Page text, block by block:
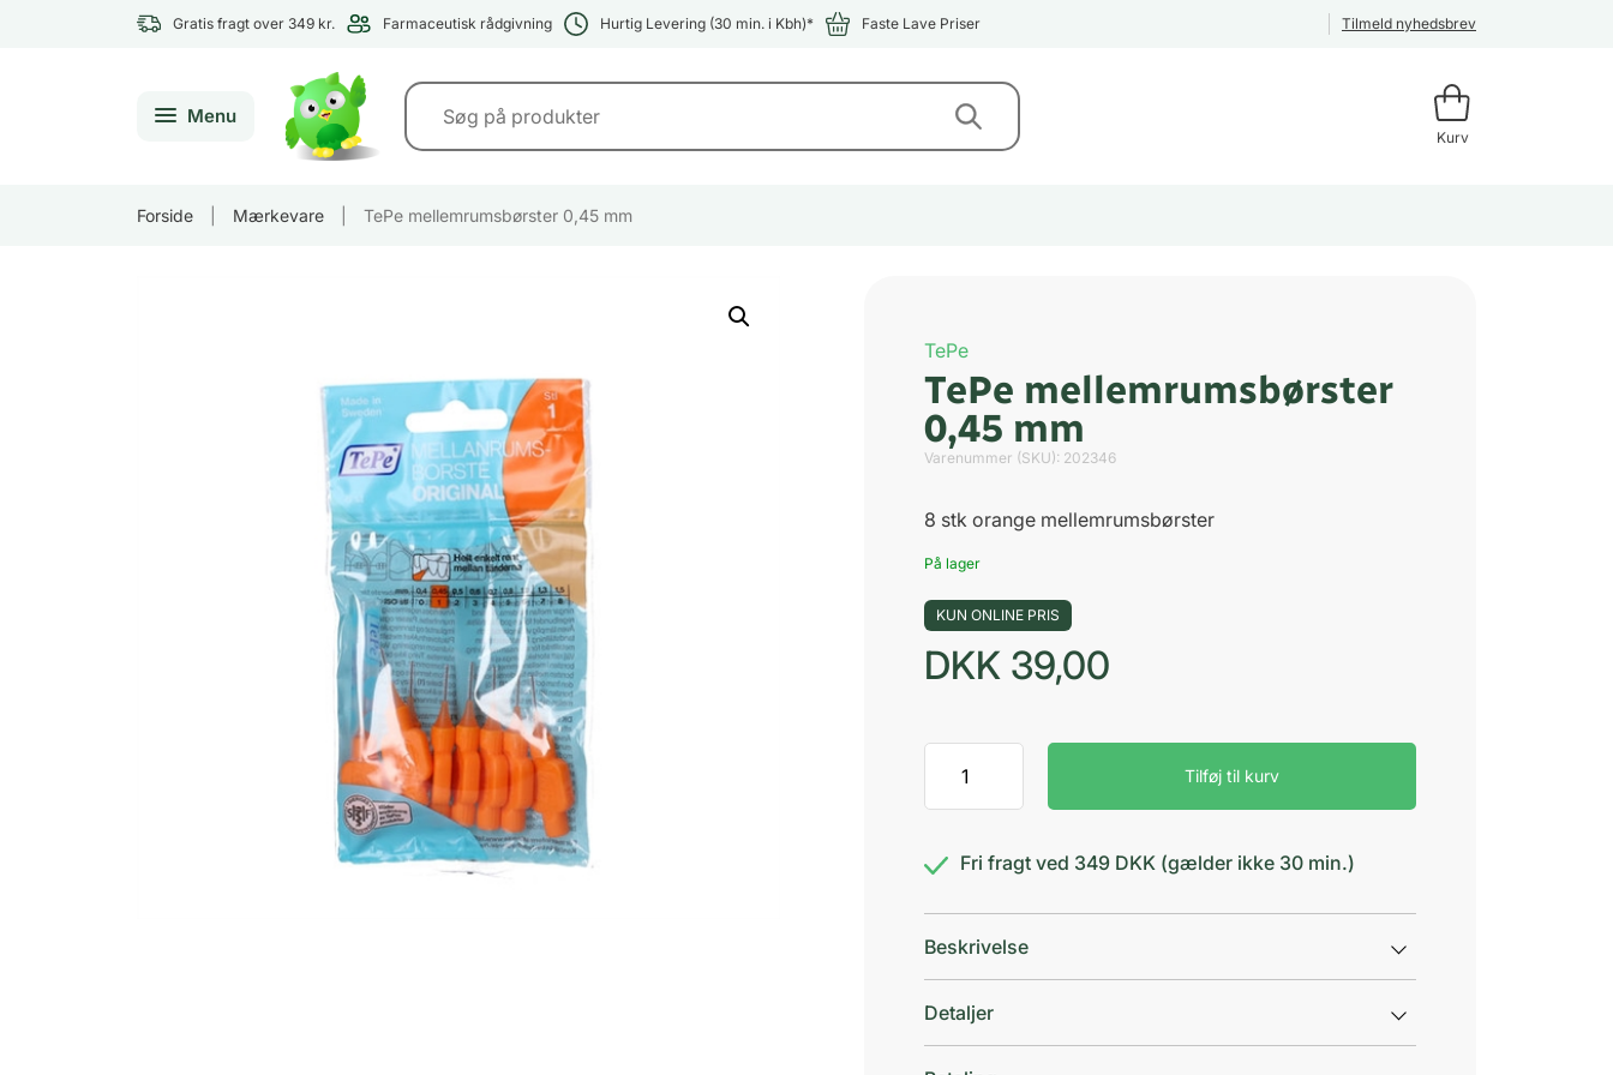
Gratis fragt over 349 kr. Farmaceutisk rådgivning Hurtig Levering (30 min. i Kbh)* Faste Lave Priser Tilmeld nyhedsbrev
Menu
Kurv
Forside Mærkevare TePe mellemrumsbørster 0,45 mm
TePe
TePe mellemrumsbørster
0,45 mm
Varenummer (SKU): 202346
8 stk orange mellemrumsbørster
På lager
KUN ONLINE PRIS
DKK 39,00
mellemrumsbørster
0,45
antal
Tilføj til kurv
Fri fragt ved 349 DKK (gælder ikke 30 min.)
Beskrivelse
Detaljer